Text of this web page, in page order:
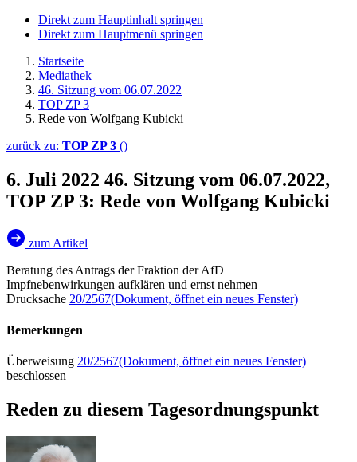
Direkt zum Hauptinhalt springen
Direkt zum Hauptmenü springen
Startseite
Mediathek
46. Sitzung vom 06.07.2022
TOP ZP 3
Rede von Wolfgang Kubicki
zurück zu: TOP ZP 3 ()
6. Juli 2022 46. Sitzung vom 06.07.2022,
TOP ZP 3: Rede von Wolfgang Kubicki
zum Artikel
Beratung des Antrags der Fraktion der AfD
Impfnebenwirkungen aufklären und ernst nehmen
Drucksache 20/2567(Dokument, öffnet ein neues Fenster)
Bemerkungen
Überweisung 20/2567(Dokument, öffnet ein neues Fenster)
beschlossen
Reden zu diesem Tagesordnungspunkt